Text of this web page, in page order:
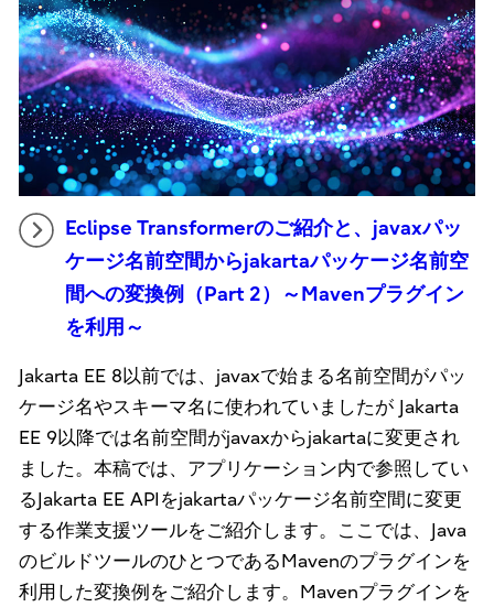
Eclipse Transformerのご紹介と、javaxパッ
ケージ名前空間からjakartaパッケージ名前空
間への変換例（Part 2）～Mavenプラグイン
を利用～
Jakarta EE 8以前では、javaxで始まる名前空間がパッ
ケージ名やスキーマ名に使われていましたが Jakarta
EE 9以降では名前空間がjavaxからjakartaに変更され
ました。本稿では、アプリケーション内で参照してい
るJakarta EE APIをjakartaパッケージ名前空間に変更
する作業支援ツールをご紹介します。ここでは、Java
のビルドツールのひとつであるMavenのプラグインを
利用した変換例をご紹介します。Mavenプラグインを